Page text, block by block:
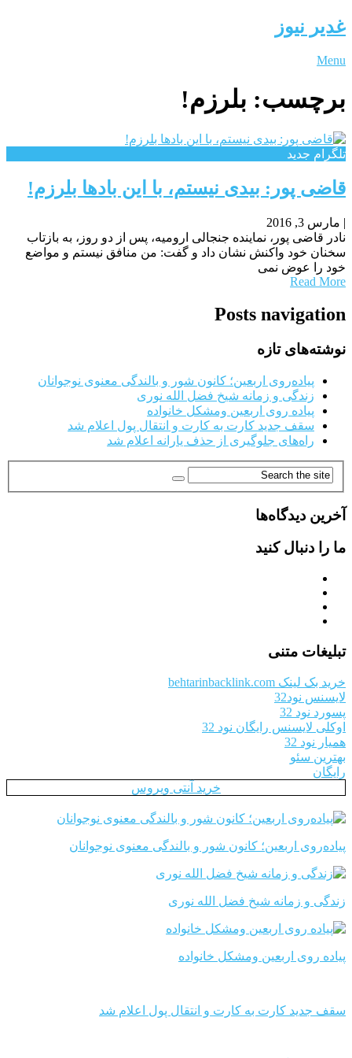
غدیر نیوز
Menu
برچسب: بلرزم!
تلگرام جدید
قاضی پور: بیدی نیستم، با این بادها بلرزم!
| مارس 3, 2016
نادر قاضی پور، نماینده جنجالی ارومیه، پس از دو روز، به بازتاب
سخنان خود واکنش نشان داد و گفت: من منافق نیستم و مواضع
خود را عوض نمی
Read More
Posts navigation
نوشته‌های تازه
پیاده‌روی اربعین؛ کانون شور و بالندگی معنوی نوجوانان
زندگی و زمانه شیخ فضل الله نوری
پیاده روی اربعین ومشکل خانواده
سقف جدید کارت به کارت و انتقال پول اعلام شد
راه‌های جلوگیری از حذف یارانه اعلام شد
آخرین دیدگاه‌ها
ما را دنبال کنید
تبلیغات متنی
خرید بک لینک behtarinbacklink.com
لایسنس نود32
پسورد نود 32
اوکلی لایسنس رایگان نود 32
همیار نود 32
بهترین سئو
رایگان
خرید آنتی ویروس
پیاده‌روی اربعین؛ کانون شور و بالندگی معنوی نوجوانان
زندگی و زمانه شیخ فضل الله نوری
پیاده روی اربعین ومشکل خانواده
سقف جدید کارت به کارت و انتقال پول اعلام شد